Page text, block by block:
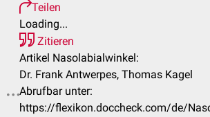
Teilen
Loading...
Zitieren
Artikel Nasolabialwinkel:
Dr. Frank Antwerpes, Thomas Kagel
Abrufbar unter:
https://flexikon.doccheck.com/de/